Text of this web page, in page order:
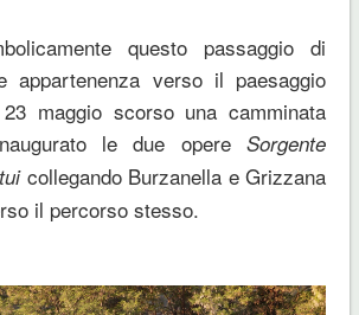
questo passaggio di
appartenenza verso il paesaggio
maggio scorso una camminata
le due opereSorgente
collegando Burzanella e Grizzana
il percorso stesso.